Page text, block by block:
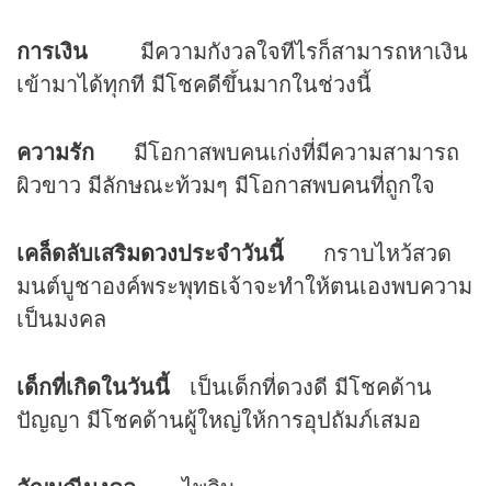
การเงิน มีความกังวลใจทีไรก็สามารถหาเงิน
เข้ามาได้ทุกที มีโชคดีขึ้นมากในช่วงนี้
ความรัก มีโอกาสพบคนเก่งที่มีความสามารถ
ผิวขาว มีลักษณะท้วมๆ มีโอกาสพบคนที่ถูกใจ
เคล็ดลับเสริมดวงประจำวันนี้ กราบไหว้สวด
มนต์บูชาองค์พระพุทธเจ้าจะทำให้ตนเองพบความ
เป็นมงคล
เด็กที่เกิดในวันนี้ เป็นเด็กที่ดวงดี มีโชคด้าน
ปัญญา มีโชคด้านผู้ใหญ่ให้การอุปถัมภ์เสมอ